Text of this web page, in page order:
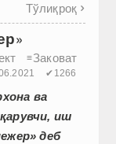
Тўлиқроқ 
≡Заковат
✔1266
ва
иш
деб